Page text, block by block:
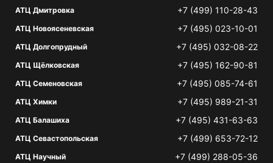
АТЦ Дмитровка +7 (499) 110-28-43
АТЦ Новоясеневская +7 (495) 023-10-01
АТЦ Долгопрудный +7 (495) 032-08-22
АТЦ Щёлковская +7 (495) 162-90-81
АТЦ Семеновская +7 (495) 085-74-61
АТЦ Химки +7 (495) 989-21-31
АТЦ Балашиха +7 (495) 431-63-63
АТЦ Севастопольская +7 (499) 653-72-12
АТЦ Научный +7 (499) 288-05-36